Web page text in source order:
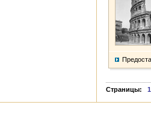
Страницы: 1